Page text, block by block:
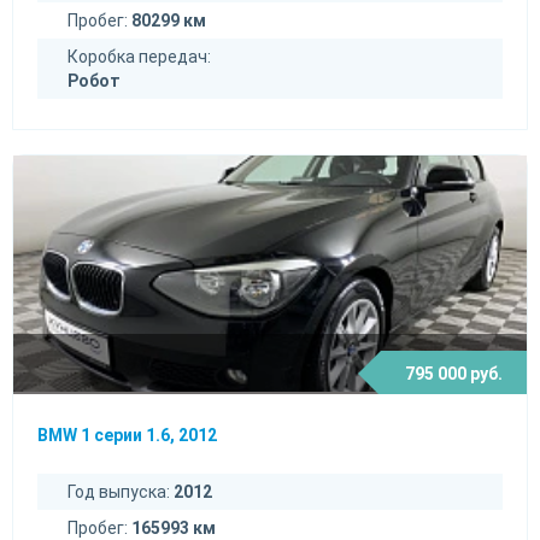
Пробег: 80299 км
Коробка передач:
Робот
795 000 руб.
BMW 1 серии 1.6, 2012
Год выпуска: 2012
Пробег: 165993 км